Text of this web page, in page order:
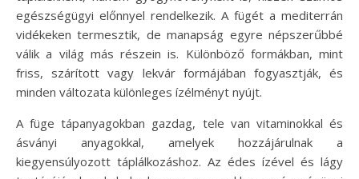
egészségügyi előnnyel rendelkezik. A fügét a mediterrán
vidékeken termesztik, de manapság egyre népszerűbbé
válik a világ más részein is. Különböző formákban, mint
friss, szárított vagy lekvár formájában fogyasztják, és
minden változata különleges ízélményt nyújt.
A füge tápanyagokban gazdag, tele van vitaminokkal és
ásványi anyagokkal, amelyek hozzájárulnak a
kiegyensúlyozott táplálkozáshoz. Az édes ízével és lágy